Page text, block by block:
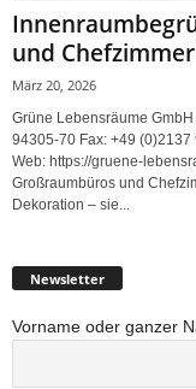
und Chefzimmer
März 20, 2026
Grüne Lebensräume
94305-70 Fax: +49
Web: https://gruene-
Großraumbüros und
Dekoration – sie...
Newsletter
Vorname oder ganzer